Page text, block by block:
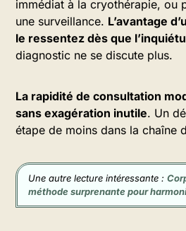
immédiat à la cryothérapie, ou
une surveillance. L’avantage
le ressentez dès que
diagnostic ne se discute plus.
La rapidité de consultation
sans exagération inutile. Un
étape de moins dans la chaîne
Une autre lecture intéressante :
méthode surprenante pour